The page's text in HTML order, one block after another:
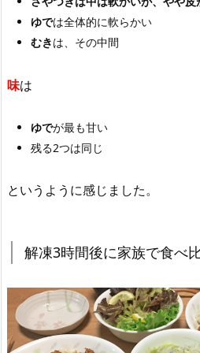
ゆでは全体的に軟らかい
むきは、その中間
味は
ゆでが最も甘い
残る2つは同じ
というように感じました。
解凍3時間後に家族で食べ